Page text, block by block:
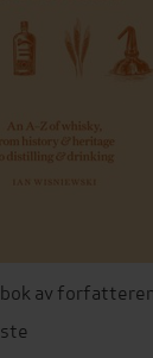
bok av forfatteren